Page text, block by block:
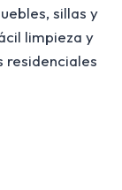
sillas y
limpieza y
residenciales